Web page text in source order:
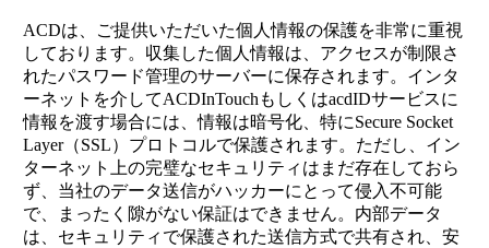
ACDは、ご提供いただいた個人情報の保護を非常に重視
しております。収集した個人情報は、アクセスが制限さ
れたパスワード管理のサーバーに保存されます。インタ
ーネットを介してACDInTouchもしくはacdIDサービスに
情報を渡す場合には、情報は暗号化、特にSecure Socket
Layer（SSL）プロトコルで保護されます。ただし、イン
ターネット上の完璧なセキュリティはまだ存在しておら
ず、当社のデータ送信がハッカーにとって侵入不可能
で、まったく隙がない保証はできません。内部データ
は、セキュリティで保護された送信方式で共有され、安